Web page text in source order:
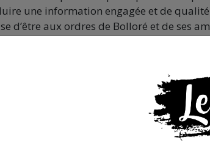
une information engagée et de qualité
d’être aux ordres de Bolloré et de ses
vous :
JE FAIS UN DON